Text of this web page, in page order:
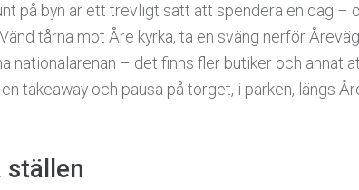
på byn är ett trevligt sätt att spendera en dag –
tårna mot Åre kyrka, ta en sväng nerför
nationalarenan – det finns fler butiker och annat
takeaway och pausa på torget, i parken, längs
ställen